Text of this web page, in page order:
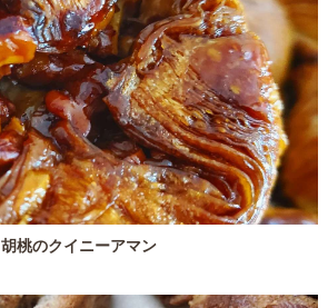
胡桃のクイニーアマン